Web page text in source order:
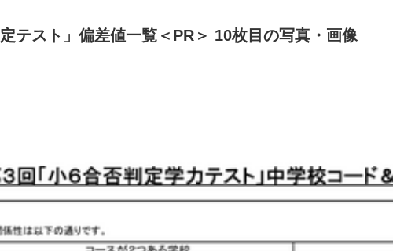
テスト」偏差値一覧＜PR＞ 10枚目の写真・画像